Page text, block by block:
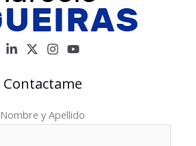
Contactame
Nombre y Apellido